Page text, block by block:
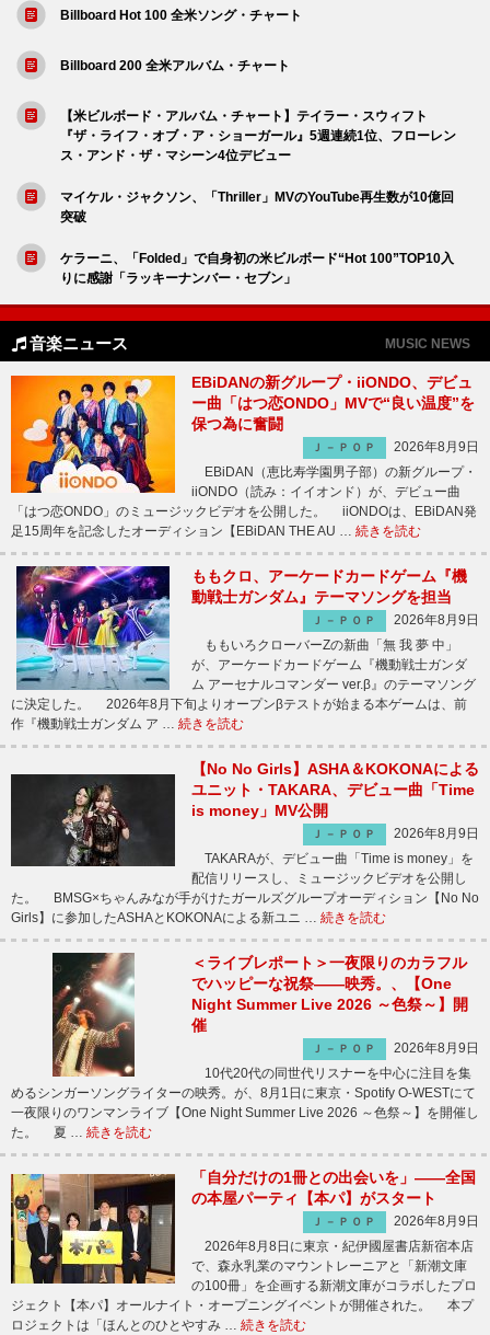
Billboard Hot 100 全米ソング・チャート
Billboard 200 全米アルバム・チャート
【米ビルボード・アルバム・チャート】テイラー・スウィフト
『ザ・ライフ・オブ・ア・ショーガール』5週連続1位、フローレン
ス・アンド・ザ・マシーン4位デビュー
マイケル・ジャクソン、「Thriller」MVのYouTube再生数が10億回
突破
ケラーニ、「Folded」で自身初の米ビルボード“Hot 100”TOP10入
りに感謝「ラッキーナンバー・セブン」
音楽ニュース MUSIC NEWS
EBiDANの新グループ・iiONDO、デビュ
ー曲「はつ恋ONDO」MVで“良い温度”を
保つ為に奮闘
Ｊ－ＰＯＰ
2026年8月9日
EBiDAN（恵比寿学園男子部）の新グループ・
iiONDO（読み：イイオンド）が、デビュー曲
「はつ恋ONDO」のミュージックビデオを公開した。 iiONDOは、EBiDAN発
足15周年を記念したオーディション【EBiDAN THE AU … 続きを読む
ももクロ、アーケードカードゲーム『機
動戦士ガンダム』テーマソングを担当
Ｊ－ＰＯＰ
2026年8月9日
ももいろクローバーZの新曲「無 我 夢 中」
が、アーケードカードゲーム『機動戦士ガンダ
ム アーセナルコマンダー ver.β』のテーマソング
に決定した。 2026年8月下旬よりオープンβテストが始まる本ゲームは、前
作『機動戦士ガンダム ア … 続きを読む
【No No Girls】ASHA＆KOKONAによる
ユニット・TAKARA、デビュー曲「Time
is money」MV公開
Ｊ－ＰＯＰ
2026年8月9日
TAKARAが、デビュー曲「Time is money」を
配信リリースし、ミュージックビデオを公開し
た。 BMSG×ちゃんみなが手がけたガールズグループオーディション【No No
Girls】に参加したASHAとKOKONAによる新ユニ … 続きを読む
＜ライブレポート＞一夜限りのカラフル
でハッピーな祝祭――映秀。、【One
Night Summer Live 2026 ～色祭～】開
催
Ｊ－ＰＯＰ
2026年8月9日
10代20代の同世代リスナーを中心に注目を集
めるシンガーソングライターの映秀。が、8月1日に東京・Spotify O-WESTにて
一夜限りのワンマンライブ【One Night Summer Live 2026 ～色祭～】を開催し
た。 夏 … 続きを読む
「自分だけの1冊との出会いを」――全国
の本屋パーティ【本パ】がスタート
Ｊ－ＰＯＰ
2026年8月9日
2026年8月8日に東京・紀伊國屋書店新宿本店
で、森永乳業のマウントレーニアと「新潮文庫
の100冊」を企画する新潮文庫がコラボしたプロ
ジェクト【本パ】オールナイト・オープニングイベントが開催された。 本プ
ロジェクトは「ほんとのひとやすみ … 続きを読む